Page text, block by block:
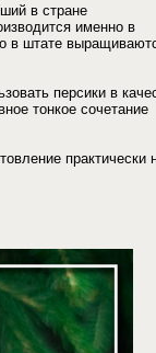
в стране
именно в
в штате
персики в
тонкое сочетание
практически